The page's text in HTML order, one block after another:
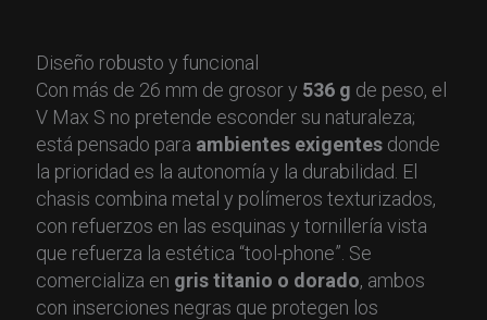
Diseño robusto y funcional
Con más de 26 mm de grosor y 536 g de peso, el
V Max S no pretende esconder su naturaleza;
está pensado para ambientes exigentesdonde
la prioridad es la autonomía y la durabilidad. El
chasis combina metal y polímeros texturizados,
con refuerzos en las esquinas y tornillería vista
que refuerza la estética “tool-phone”. Se
comercializa en gris titanio o dorado, ambos
con inserciones negras que protegen los